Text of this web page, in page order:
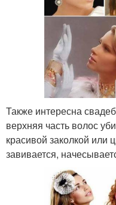
Также интересна
верхняя часть волос
красивой заколкой или
завивается,